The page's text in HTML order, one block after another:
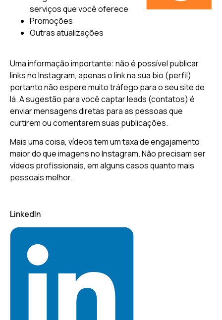
serviços que você oferece
Promoções
Outras atualizações
Uma informação importante: não é possível publicar
links no Instagram, apenas o link na sua bio (perfil)
portanto não espere muito tráfego para o seu site de
lá. A sugestão para você captar leads (contatos) é
enviar mensagens diretas para as pessoas que
curtirem ou comentarem suas publicações.
Mais uma coisa, vídeos tem um taxa de engajamento
maior do que imagens no Instagram. Não precisam ser
vídeos profissionais, em alguns casos quanto mais
pessoais melhor.
LinkedIn